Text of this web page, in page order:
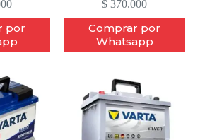
por
$ 370.000
Comprar por
Whatsapp